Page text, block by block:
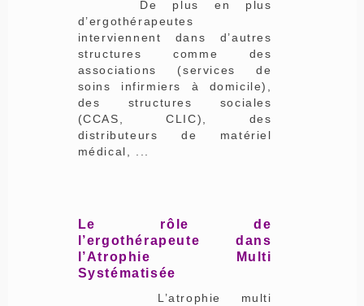
De plus en plus
d’ergothérapeutes
interviennent dans d’autres
structures comme des
associations (services de
soins infirmiers à domicile),
des structures sociales
(CCAS, CLIC), des
distributeurs de matériel
médical, ...
Le rôle de
l’ergothérapeute dans
l’Atrophie Multi
Systématisée
L’atrophie multi